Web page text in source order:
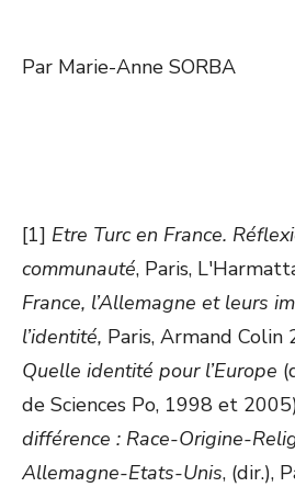
Par Marie-Anne SORBA
[1] Etre Turc en France.
communauté, Paris,
France, l’Allemagne et leurs
l’identité, Paris, Armand Colin
Quelle identité pour l’Europe
de Sciences Po, 1998 et
différence : Race-Origine-
Allemagne-Etats-Unis, (dir.),